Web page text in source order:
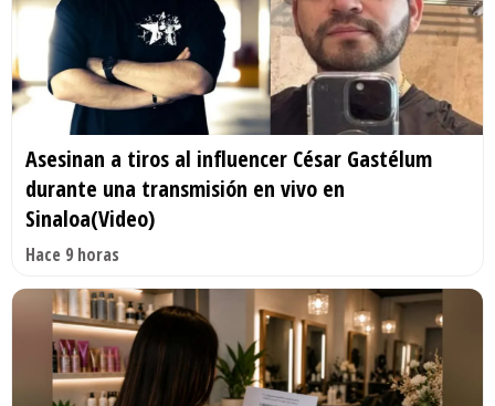
Asesinan a tiros al influencer César Gastélum
durante una transmisión en vivo en
Sinaloa(Video)
Hace 9 horas